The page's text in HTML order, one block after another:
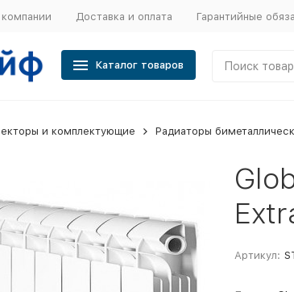
Доставка и оплата Гарантийные
Каталог товаров
и комплектующие Радиаторы
Артикул: